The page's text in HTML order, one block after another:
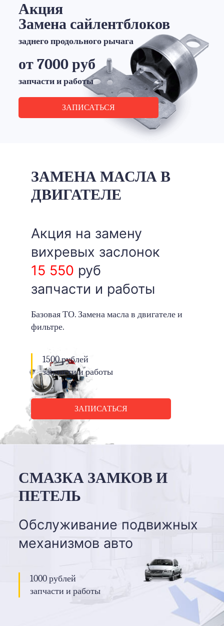
Акция
Замена сайлентблоков
заднего продольного рычага
от 7000 руб
запчасти и работы
ЗАПИСАТЬСЯ
ЗАМЕНА МАСЛА В
ДВИГАТЕЛЕ
Акция на замену
вихревых заслонок
15 550 руб
запчасти и работы
Базовая ТО. Замена масла в двигателе и
фильтре.
1500 рублей
запчасти и работы
ЗАПИСАТЬСЯ
СМАЗКА ЗАМКОВ И
ПЕТЕЛЬ
Обслуживание подвижных
механизмов авто
1000 рублей
запчасти и работы